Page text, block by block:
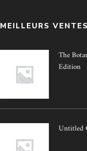
MEILLEURS
The
Edition
Untitled